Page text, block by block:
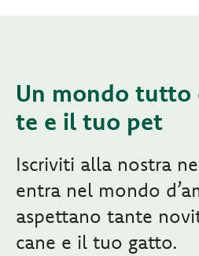
Un mondo tutto
te e il tuo pet
Iscriviti alla nostra
entra nel mondo
aspettano tante
cane e il tuo gatto.